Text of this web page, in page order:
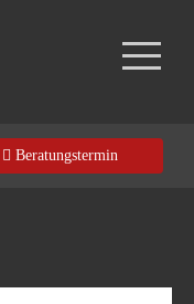
Beratungstermin